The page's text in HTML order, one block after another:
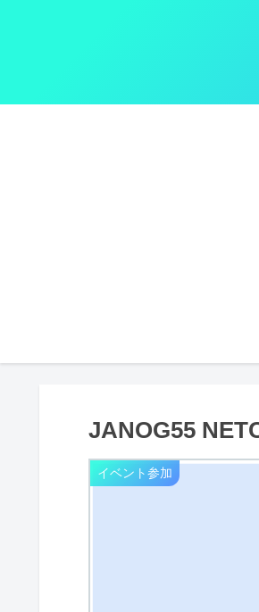
JANOG55
イベント参加